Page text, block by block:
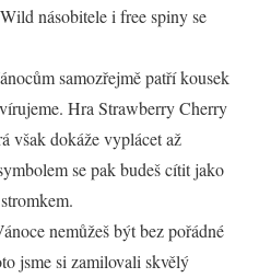
násobitele i free spiny se
samozřejmě patří kousek
Hra Strawberry Cherry
však dokáže vyplácet až
se pak budeš cítit jako
nemůžeš být bez pořádné
jsme si zamilovali skvělý